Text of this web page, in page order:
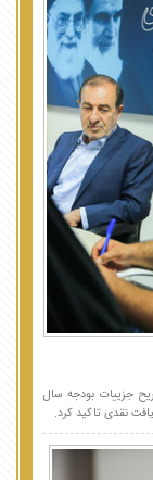
جزییات بودجه سال
نقدی تاکید کرد.